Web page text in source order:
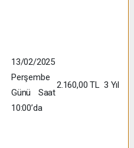
13/02/2025
Perşembe
Günü Saat
10:00’da
2.160,00 TL 3 Yıl